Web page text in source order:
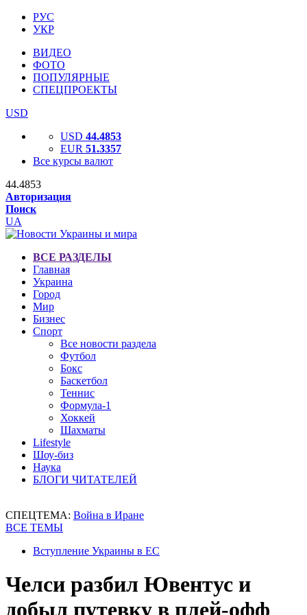
РУС
УКР
ВИДЕО
ФОТО
ПОПУЛЯРНЫЕ
СПЕЦПРОЕКТЫ
USD
USD 44.4853
EUR 51.3357
Все курсы валют
44.4853
Авторизация
Поиск
UA
ВСЕ РАЗДЕЛЫ
Главная
Украина
Город
Мир
Бизнес
Спорт
Все новости раздела
Футбол
Бокс
Баскетбол
Теннис
Формула-1
Хоккей
Шахматы
Lifestyle
Шоу-биз
Наука
БЛОГИ ЧИТАТЕЛЕЙ
СПЕЦТЕМА: Война в Иране
ВСЕ ТЕМЫ
Вступление Украины в ЕС
Челси разбил Ювентус и
добыл путевку в плей-офф